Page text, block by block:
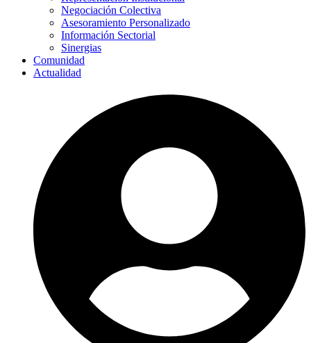
Negociación Colectiva
Asesoramiento Personalizado
Información Sectorial
Sinergias
Comunidad
Actualidad